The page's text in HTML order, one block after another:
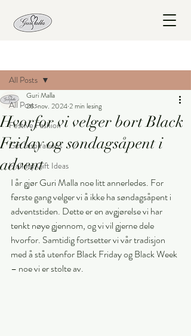
All Posts
Festive Fashion
Gift Inspirations
Holiday Gift Ideas
All Posts
Hvorfor vi velger bort Black
Friday og søndagsåpent i
advent
Guri Malla
26. nov. 20242 min lesing
I år gjør Guri Malla noe litt annerledes. For
første gang velger vi å ikke ha søndagsåpent i
adventstiden. Dette er en avgjørelse vi har
tenkt nøye gjennom, og vi vil gjerne dele
hvorfor. Samtidig fortsetter vi vår tradisjon
med å stå utenfor Black Friday og Black Week
– noe vi er stolte av.